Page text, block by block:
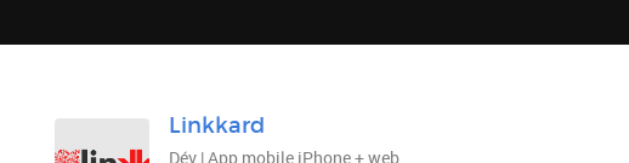
Linkkard
Dév | App mobile iPhone + web